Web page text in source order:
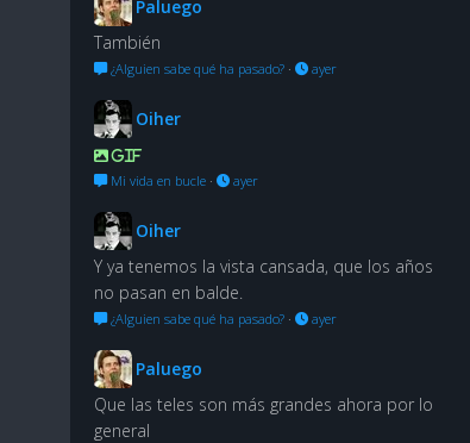
Paluego
También
¿Alguien sabe qué ha pasado? · ayer
Oiher
GIF
Mi vida en bucle · ayer
Oiher
Y ya tenemos la vista cansada, que los años
no pasan en balde.
¿Alguien sabe qué ha pasado? · ayer
Paluego
Que las teles son más grandes ahora por lo
general